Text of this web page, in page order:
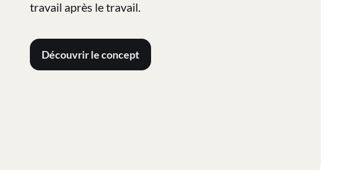
travail après le travail.
Découvrir le concept